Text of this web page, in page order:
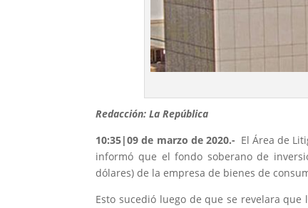
Redacción:La República
10:35|09 de marzo de 2020.- El Área de
informó que el fondo soberano de
dólares) de la empresa de bienes de
Esto sucedió luego de que se revelara